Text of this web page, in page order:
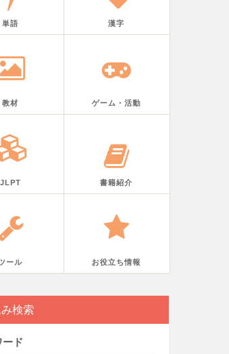
単語 漢字
教材 ゲーム・活動
JLPT 書籍紹介
ール お役立ち情報
検索
ード